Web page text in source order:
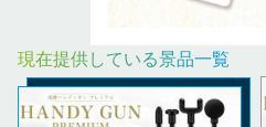
現在提供している景品一覧